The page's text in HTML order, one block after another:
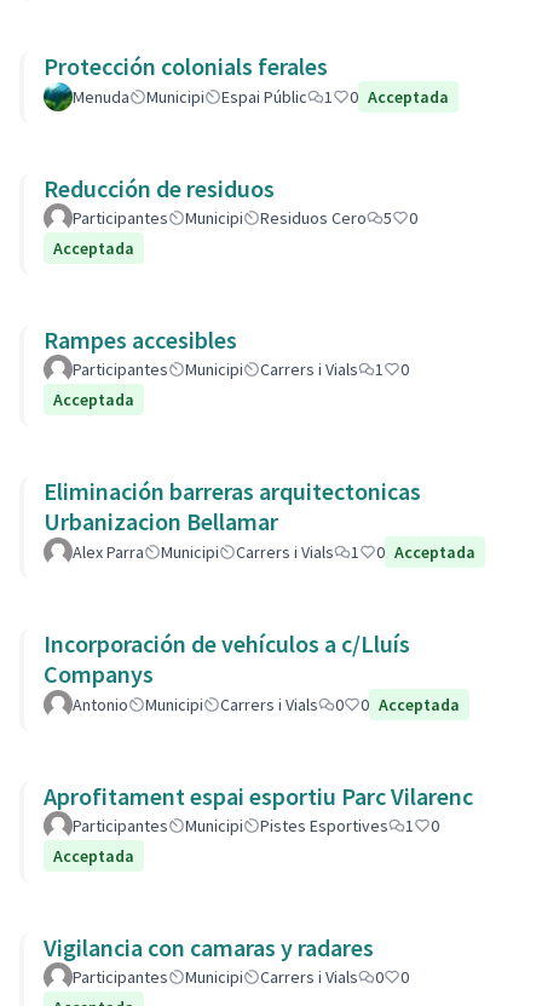
Protección colonials ferales
Menuda Municipi Espai Públic 1 0 Acceptada
Reducción de residuos
Participantes Municipi Residuos Cero 5
0
Acceptada
Rampes accesibles
Participantes Municipi Carrers i Vials 1
0
Acceptada
Eliminación barreras arquitectonicas
Urbanizacion Bellamar
Alex Parra Municipi Carrers i Vials 1 0 Acceptada
Incorporación de vehículos a c/Lluís
Companys
Antonio Municipi Carrers i Vials 0 0 Acceptada
Aprofitament espai esportiu Parc Vilarenc
Participantes Municipi Pistes Esportives 1
0
Acceptada
Vigilancia con camaras y radares
Participantes Municipi Carrers i Vials 0
0